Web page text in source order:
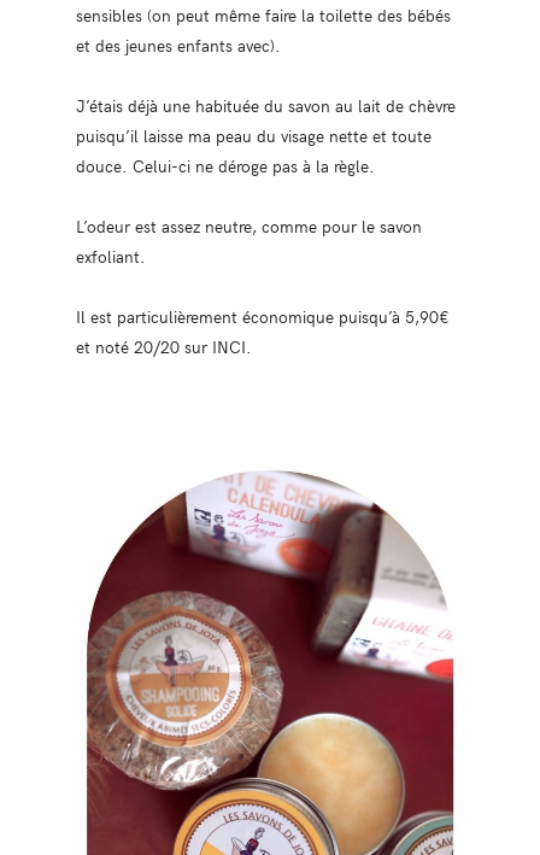
sensibles (on peut même faire la toilette des bébés
et des jeunes enfants avec).
J’étais déjà une habituée du savon au lait de chèvre
puisqu’il laisse ma peau du visage nette et toute
douce. Celui-ci ne déroge pas à la règle.
L’odeur est assez neutre, comme pour le savon
exfoliant.
Il est particulièrement économique puisqu’à 5,90€
et noté 20/20 sur INCI.